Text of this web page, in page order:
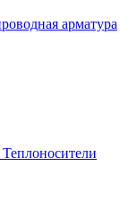
арматура
Теплоносители